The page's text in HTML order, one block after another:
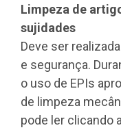
Limpeza de
sujidades
Deve ser
e segurança.
o uso de EPIs
de limpeza
pode ler clicando